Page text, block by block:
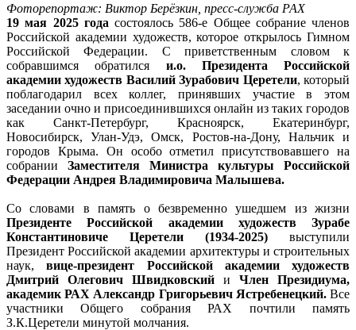
Фоторепортаж: Виктор Берёзкин, пресс-служба РАХ
19 мая 2025 года состоялось 586-е Общее собрание членов
Российской академии художеств, которое открылось Гимном
Российской Федерации. С приветственным словом к
собравшимся обратился и.о. Президента Российской
академии художеств Василий Зурабович Церетели, который
поблагодарил всех коллег, принявших участие в этом
заседании очно и присоединившихся онлайн из таких городов
как Санкт-Петербург, Красноярск, Екатеринбург,
Новосибирск, Улан-Удэ, Омск, Ростов-на-Дону, Нальчик и
городов Крыма. Он особо отметил присутствовавшего на
собрании Заместителя Министра культуры Российской
Федерации Андрея Владимировича Малышева.
Со словами в память о безвременно ушедшем из жизни
Президенте Российской академии художеств Зурабе
Константиновиче Церетели (1934-2025) выступили
Президент Российской академии архитектуры и строительных
наук,вице-президент Российской академии художеств
Дмитрий Олегович Швидковский и Член Президиума,
академик РАХ Александр Григорьевич Ястребенецкий.Все
участники Общего собрания РАХ почтили память
З.К.Церетели минутой молчания.